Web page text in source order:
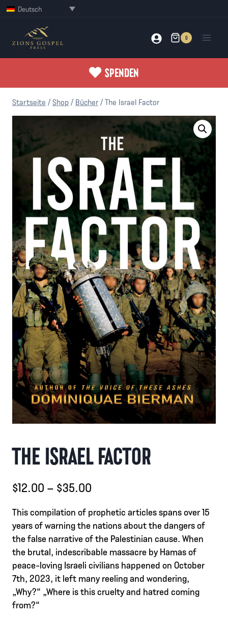
Zum
springen
Deutsch
0
SPENDEN
Startseite / Shop / Bücher / The Israel Factor
THE ISRAEL FACTOR
$12.00 – $35.00
bis
$35.00
This compilation of prophetic articles spans over 15
years of warning the nations about the dangers of
the false narrative of the Palestinian cause. When
the brutal, indescribable massacre by Hamas of
peace-loving Israeli civilians happened on October
7th, 2023, it left many reeling and wondering,
„Why?“ „Where is this cruelty and hatred coming
from?“